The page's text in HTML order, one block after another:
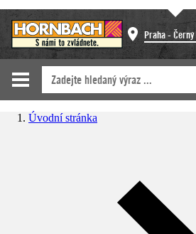
Praha - Černý
Úvodní stránka